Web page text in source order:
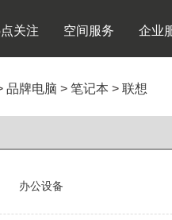
关注 空间服务 企业
品牌电脑 > 笔记本 > 联想
办公设备